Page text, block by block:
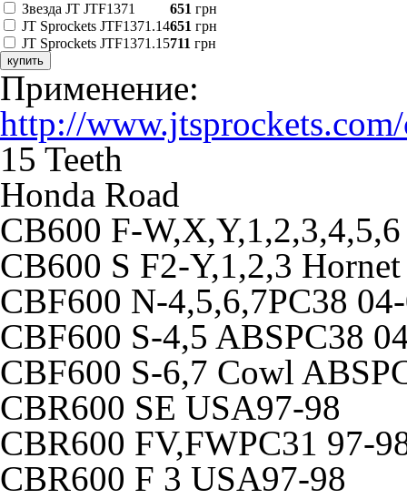
Звезда JT JTF1371
651 грн
JT Sprockets JTF1371.14651 грн
JT Sprockets JTF1371.15711 грн
купить
Применение:
http://
15 Teeth
Honda Road
CB600 F-
CB600 S F2-Y,1,2,3
CBF600 N-4,5,6,7PC38
CBF600 S-4,5 ABSPC38
CBF600 S-6,7 Cowl
CBR600 SE USA97-98
CBR600 FV,FWPC31 97-
CBR600 F 3 USA97-98